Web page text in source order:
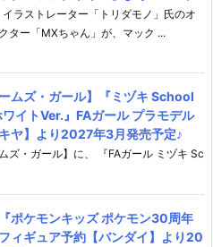
イラストレーター「トリダモノ」氏のオ
ター「MXちゃん」が、マック ...
ームズ・ガール】『ミヅキ School
イトVer.』FAガール プラモデル
ヤ】より2027年3月発売予定♪
ズ・ガール】に、 『FAガール ミヅキ Sc
『ポケモンキッズ ポケモン30周年
ィギュア予約【バンダイ】より20